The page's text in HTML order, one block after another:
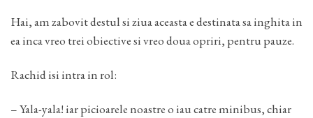
Hai, am zabovit destul si ziua aceasta e destinata sa inghita in
ea inca vreo trei obiective si vreo doua opriri, pentru pauze.
Rachid isi intra in rol:
– Yala-yala! iar picioarele noastre o iau catre minibus, chiar